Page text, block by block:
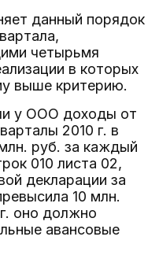
данный порядок
четырьмя
в которых
выше критерию.
у ООО доходы от
2010 г. в
руб. за каждый
010 листа 02,
декларации за
10 млн.
оно должно
авансовые